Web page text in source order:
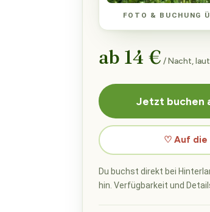
FOTO & BUCHUNG
ab 14 € / Nacht,
Jetzt buchen
♡ Auf die
Du buchst direkt bei
hin. Verfügbarkeit und